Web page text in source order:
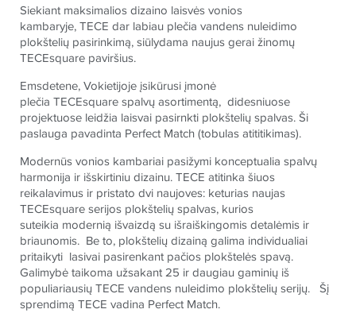
Siekiant maksimalios dizaino laisvės vonios
kambaryje,TECE dar labiau plečia vandens nuleidimo
plokštelių pasirinkimą, siūlydama naujus gerai žinomų
TECEsquare paviršius.
Emsdetene, Vokietijoje įsikūrusi įmonė
plečia TECEsquarespalvų asortimentą, didesniuose
projektuose leidžia laisvai pasirnkti plokštelių spalvas. Ši
paslauga pavadinta Perfect Match(tobulas atititikimas).
Modernūs vonios kambariai pasižymi konceptualia spalvų
harmonija ir išskirtiniu dizainu.TECE atitinka šiuos
reikalavimus ir pristato dvi naujoves: keturias naujas
TECEsquare serijos plokštelių spalvas, kurios
suteikia modernią išvaizdą su išraiškingomis detalėmis ir
briaunomis. Be to, plokštelių dizainą galima individualiai
pritaikyti lasivai pasirenkant pačios plokštelės spavą.
Galimybė taikoma užsakant 25 ir daugiau gaminių iš
populiariausiųTECE vandens nuleidimo plokštelių serijų. Šį
sprendimą TECE vadina Perfect Match.